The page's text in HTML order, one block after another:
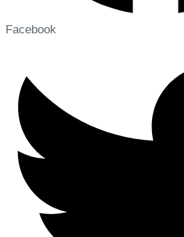
Facebook